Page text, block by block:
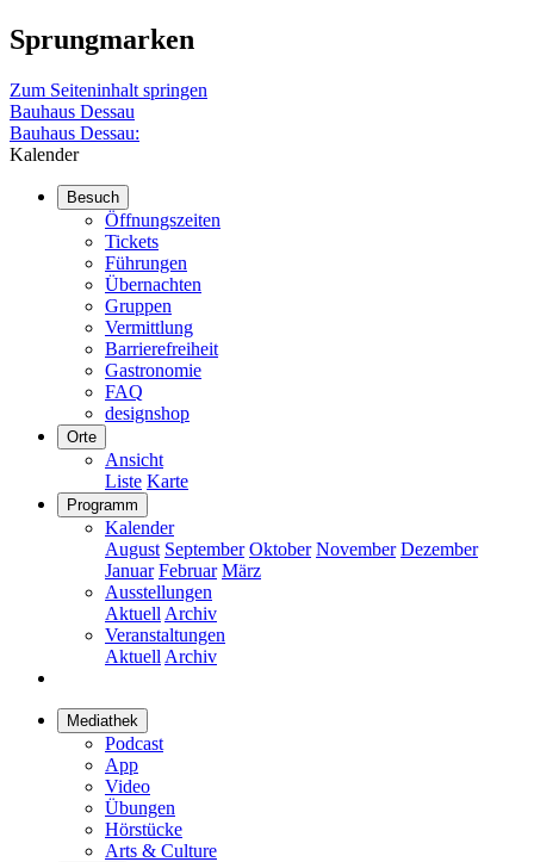
Sprungmarken
Zum Seiteninhalt springen
Bauhaus Dessau
Bauhaus Dessau:
Kalender
Besuch
Öffnungszeiten
Tickets
Führungen
Übernachten
Gruppen
Vermittlung
Barrierefreiheit
Gastronomie
FAQ
designshop
Orte
Ansicht
Liste Karte
Programm
Kalender
August September Oktober November Dezember
Januar Februar März
Ausstellungen
Aktuell Archiv
Veranstaltungen
Aktuell Archiv
Mediathek
Podcast
App
Video
Übungen
Hörstücke
Arts & Culture